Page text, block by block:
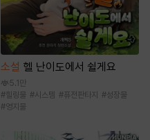
소설 헬 난이도에서 쉴게요
5.1만
#힐링물 #시스템 #퓨전판타지 #성장물
#영지물